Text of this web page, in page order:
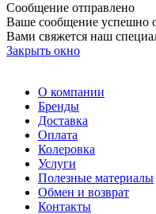
Сообщение отправлено
Ваше сообщение успешно
Вами свяжется наш
Закрыть окно
О компании
Бренды
Доставка
Оплата
Колеровка
Услуги
Полезные материалы
Обмен и возврат
Контакты